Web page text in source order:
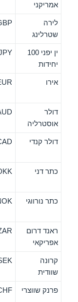
אמריקני
לירה
שטרלינג
ין יפני 100
יחידות
אירו
דולר
אוסטרליה
דולר קנדי
כתר דני
כתר נורווגי
ראנד דרום
אפריקאי
קרונה
שוודית
פרנק שווצרי